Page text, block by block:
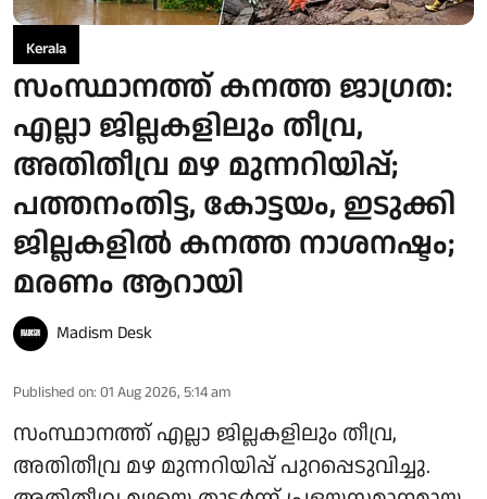
Kerala
സംസ്ഥാനത്ത് കനത്ത ജാഗ്രത:
എല്ലാ ജില്ലകളിലും തീവ്ര,
അതിതീവ്ര മഴ മുന്നറിയിപ്പ്;
പത്തനംതിട്ട, കോട്ടയം, ഇടുക്കി
ജില്ലകളിൽ കനത്ത നാശനഷ്ടം;
മരണം ആറായി
Madism Desk
Published on: 01 Aug 2026, 5:14 am
സംസ്ഥാനത്ത് എല്ലാ ജില്ലകളിലും തീവ്ര,
അതിതീവ്ര മഴ മുന്നറിയിപ്പ് പുറപ്പെടുവിച്ചു.